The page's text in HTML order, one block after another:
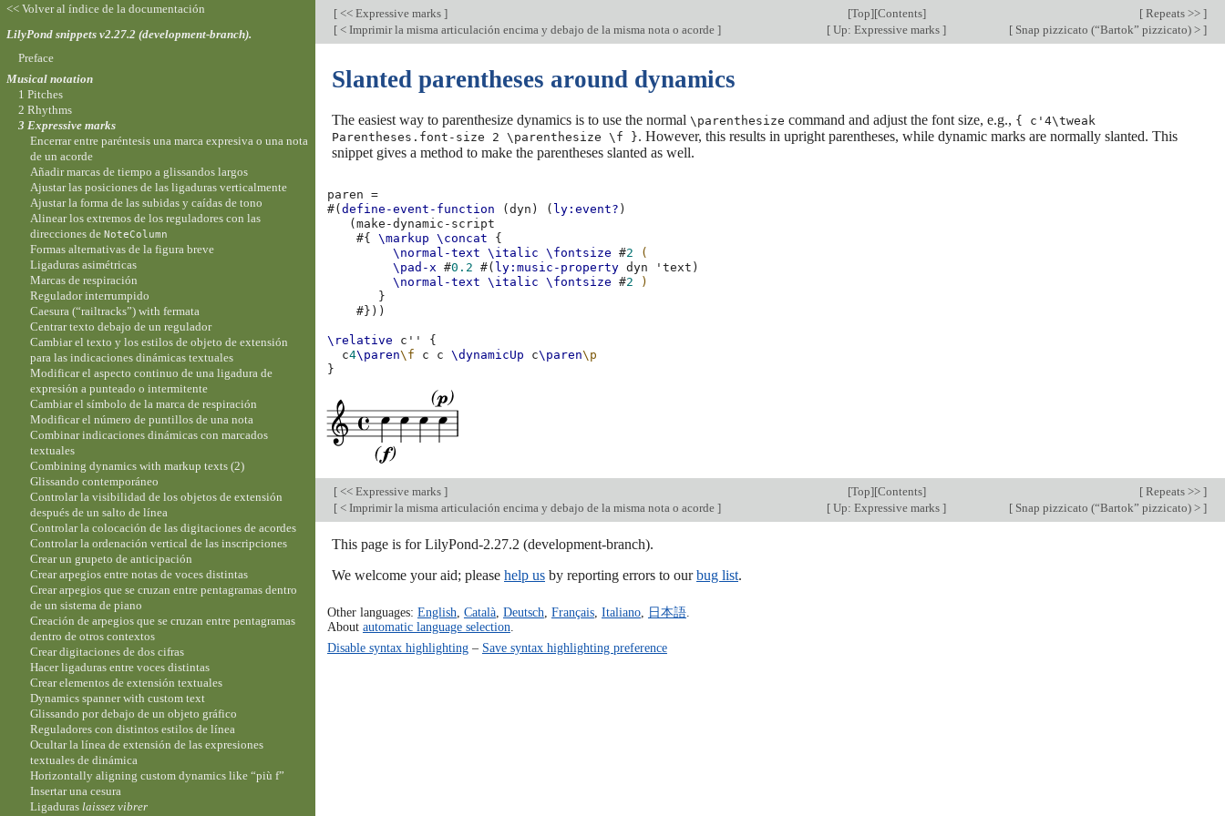
[ << Expressive marks ] [Top][Contents] [ Repeats >> ]
[ < Imprimir la misma articulación encima y debajo de la misma nota o acorde ] [ Up: Expressive marks ] [ Snap pizzicato (“Bartok” pizzicato) > ]
Slanted parentheses around dynamics
The easiest way to parenthesize dynamics is to use the normal \parenthesize command and adjust the font size, e.g., { c'4\tweak
Parentheses.font-size 2 \parenthesize \f }. However, this results in upright parentheses, while dynamic marks are normally slanted. This
snippet gives a method to make the parentheses slanted as well.
paren
=
#(define-event-function (dyn ) ( ly:event? )
(make-dynamic-script
#{
\markup \concat
{
\normal-text
\italic \fontsize #2
(
\pad-x
#0.2 #( ly:music-property dyn 'text )
\normal-text
\italic \fontsize #2
)
}
#}))
\relative c''
{
c4\paren\f c c \dynamicUp c\paren\p
}
[ << Expressive marks ] [Top][Contents] [ Repeats >> ]
[ < Imprimir la misma articulación encima y debajo de la misma nota o acorde ] [ Up: Expressive marks ] [ Snap pizzicato (“Bartok” pizzicato) > ]
This page is for LilyPond-2.27.2 (development-branch).
We welcome your aid; please help us by reporting errors to ourbug list.
Other languages: English Català, Deutsch Français, Italiano, 日本語.
About automatic language selection
Disable syntax highlighting– Save syntax highlighting preference
<< Volver al índice de la documentación
LilyPond snippets v2.27.2 (development-branch).
Preface
Musical notation
1 Pitches
2 Rhythms
3 Expressive marks
Encerrar entre paréntesis una marca expresiva o una nota
de un acorde
Añadir marcas de tiempo a glissandos largos
Ajustar las posiciones de las ligaduras verticalmente
Ajustar la forma de las subidas y caídas de tono
Alinear los extremos de los reguladores con las
direcciones deNoteColumn
Formas alternativas de la figura breve
Ligaduras asimétricas
Marcas de respiración
Regulador interrumpido
Caesura (“railtracks”) with fermata
Centrar texto debajo de un regulador
Cambiar el texto y los estilos de objeto de extensión
para las indicaciones dinámicas textuales
Modificar el aspecto continuo de una ligadura de
expresión a punteado o intermitente
Cambiar el símbolo de la marca de respiración
Modificar el número de puntillos de una nota
Combinar indicaciones dinámicas con marcados
textuales
Combining dynamics with markup texts (2)
Glissando contemporáneo
Controlar la visibilidad de los objetos de extensión
después de un salto de línea
Controlar la colocación de las digitaciones de acordes
Controlar la ordenación vertical de las inscripciones
Crear un grupeto de anticipación
Crear arpegios entre notas de voces distintas
Crear arpegios que se cruzan entre pentagramas dentro
de un sistema de piano
Creación de arpegios que se cruzan entre pentagramas
dentro de otros contextos
Crear digitaciones de dos cifras
Hacer ligaduras entre voces distintas
Crear elementos de extensión textuales
Dynamics spanner with custom text
Glissando por debajo de un objeto gráfico
Reguladores con distintos estilos de línea
Ocultar la línea de extensión de las expresiones
textuales de dinámica
Horizontally aligning custom dynamics like “più f”
Insertar una cesura
Ligaduraslaissez vibrer